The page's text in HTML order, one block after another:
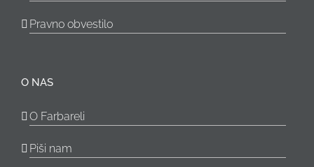
Pravno obvestilo
O NAS
O Farbareli
Piši nam